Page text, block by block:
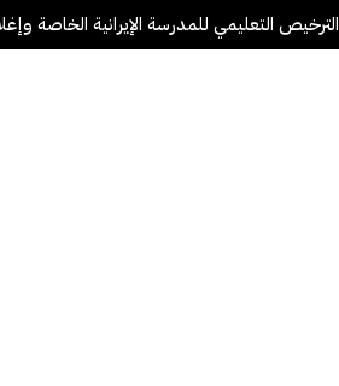
التعليمي للمدرسة الإيرانية الخاصة وإغلاقها .